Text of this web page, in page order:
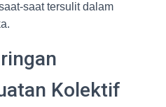
saat tersulit dalam
Kolektif